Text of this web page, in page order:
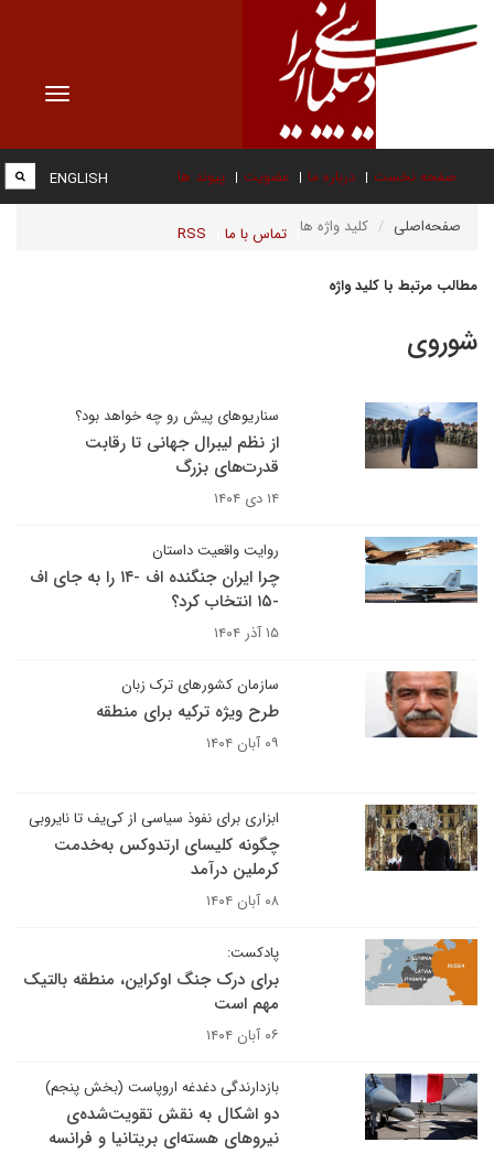
Toggle
صفحه نخست درباره ما عضویت پیوند ها
تماس با ما RSS
ENGLISH
صفحه‌اصلی کلید واژه ها
مطالب مرتبط با کلید واژه
شوروی
سناریوهای پیش رو چه خواهد بود؟
از نظم لیبرال جهانی تا رقابت
قدرت‌های بزرگ
۱۴ دی ۱۴۰۴
روایت واقعیت داستان
چرا ایران جنگنده اف -۱۴ را به جای اف
-۱۵ انتخاب کرد؟
۱۵ آذر ۱۴۰۴
سازمان کشورهای ترک زبان
طرح ویژه ترکیه برای منطقه
۰۹ آبان ۱۴۰۴
ابزاری برای نفوذ سیاسی از کی‌یف تا نایروبی
چگونه کلیسای ارتدوکس به‌خدمت
کرملین درآمد
۰۸ آبان ۱۴۰۴
پادکست:
برای درک جنگ اوکراین، منطقه بالتیک
مهم است
۰۶ آبان ۱۴۰۴
بازدارندگی دغدغه اروپاست (بخش پنجم)
دو اشکال به نقش تقویت‌شده‌ی
نیروهای هسته‌ای بریتانیا و فرانسه